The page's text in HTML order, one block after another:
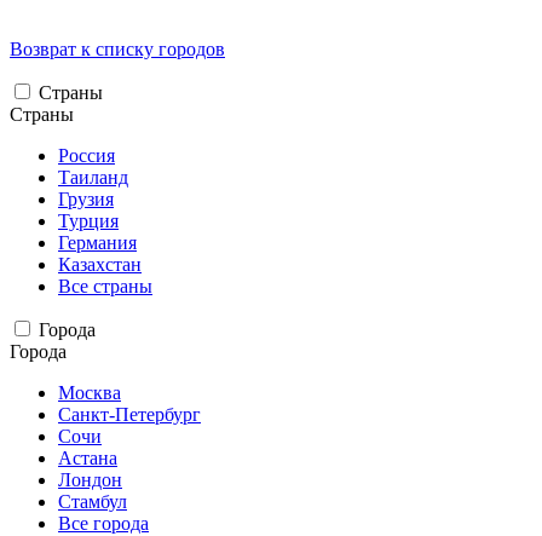
Возврат к списку городов
Страны
Страны
Россия
Таиланд
Грузия
Турция
Германия
Казахстан
Все страны
Города
Города
Москва
Санкт-Петербург
Сочи
Астана
Лондон
Стамбул
Все города